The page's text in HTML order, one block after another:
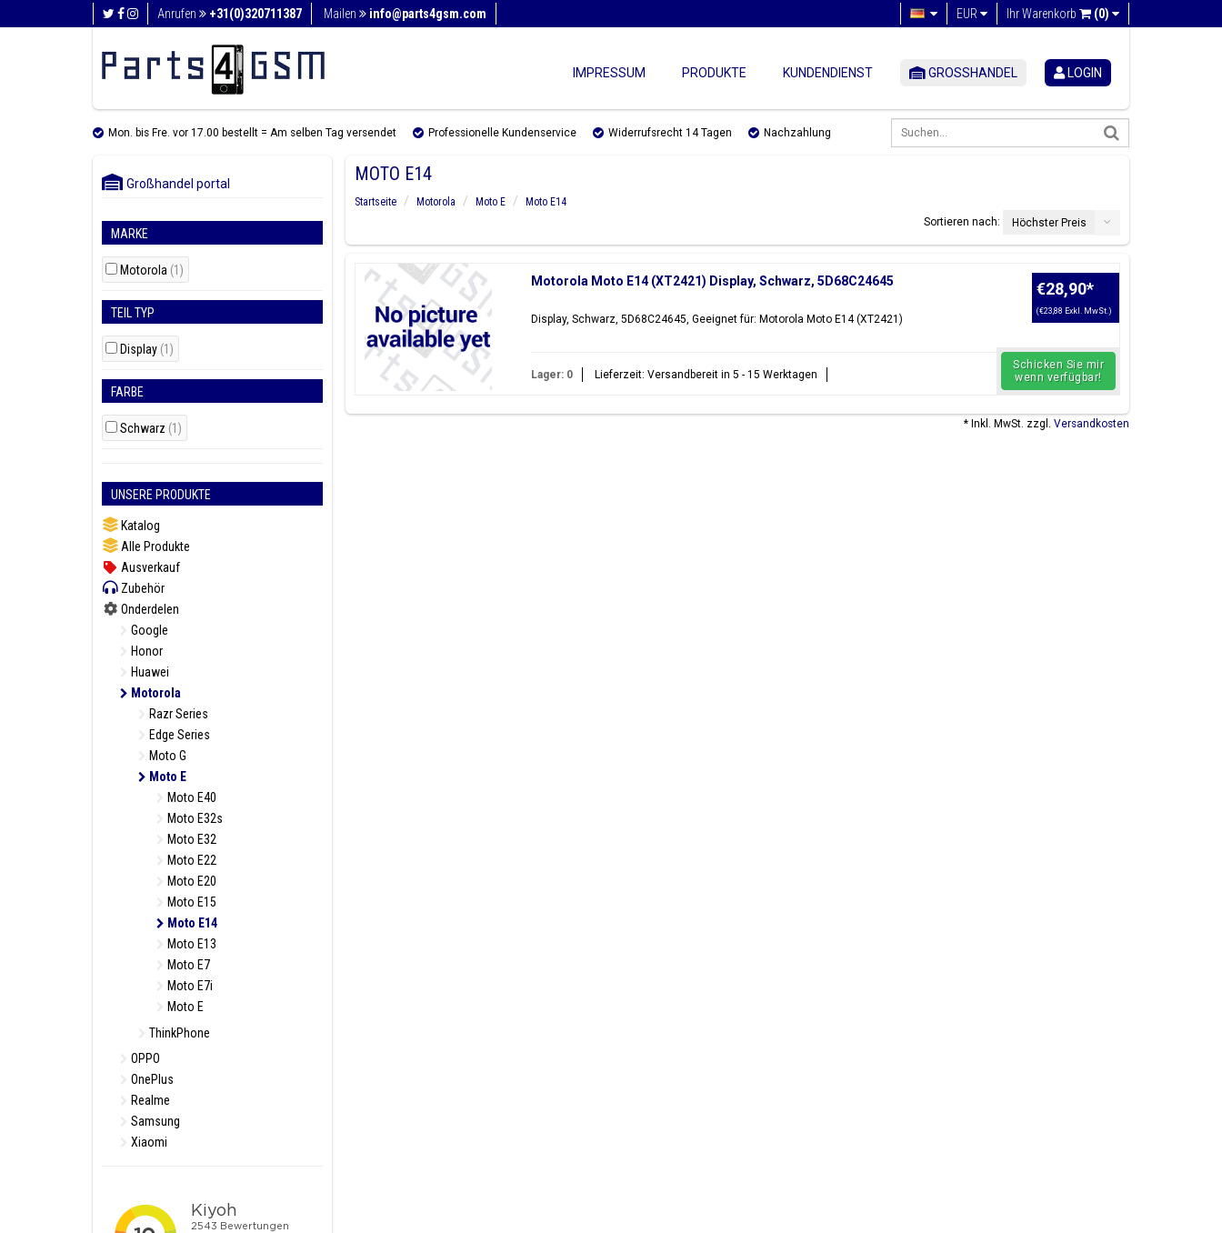
Anrufen +31(0)320711387 Mailen info@parts4gsm.com Ihr Warenkorb (0)
EUR
IMPRESSUM PRODUKTE KUNDENDIENST GROSSHANDEL LOGIN
Mon. bis Fre. vor 17.00 bestellt = Am selben Tag versendet Professionelle Kundenservice Widerrufsrecht 14 Tagen Nachzahlung
Großhandel portal
MARKE
Motorola (1)
TEIL TYP
Display (1)
FARBE
Schwarz (1)
UNSERE PRODUKTE
Katalog
Alle Produkte
Ausverkauf
Zubehör
Onderdelen
Google
Honor
Huawei
Motorola
Razr Series
Edge Series
Moto G
Moto E
Moto E40
Moto E32s
Moto E32
Moto E22
Moto E20
Moto E15
Moto E14
Moto E13
Moto E7
Moto E7i
Moto E
ThinkPhone
OPPO
OnePlus
Realme
Samsung
Xiaomi
MOTO E14
Startseite Motorola Moto E
Moto E14
Sortieren nach:
Höchster Preis
Motorola Moto E14 (XT2421) Display, Schwarz, 5D68C24645
Display, Schwarz, 5D68C24645, Geeignet für: Motorola Moto E14 (XT2421)
€28,90*
(€23,88 Exkl. MwSt.)
Lager: 0 Lieferzeit: Versandbereit in 5 - 15 Werktagen
Schicken Sie mir
wenn verfügbar!
* Inkl. MwSt. zzgl. Versandkosten